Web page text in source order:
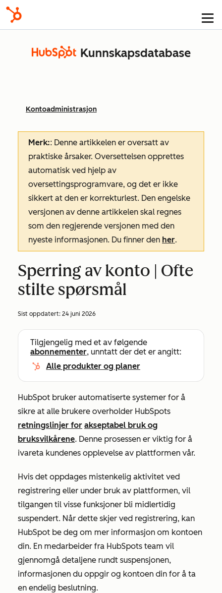
Kunnskapsdatabase
Kontoadministrasjon
Merk:: Denne artikkelen er oversatt av
praktiske årsaker. Oversettelsen opprettes
automatisk ved hjelp av
oversettingsprogramvare, og det er ikke
sikkert at den er korrekturlest. Den engelske
versjonen av denne artikkelen skal regnes
som den regjerende versjonen med den
nyeste informasjonen. Du finner den her.
Sperring av konto | Ofte
stilte spørsmål
Sist oppdatert: 24 juni 2026
Tilgjengelig med et av følgende
abonnementer, unntatt der det er angitt:
Alle produkter og planer
HubSpot bruker automatiserte systemer for å
sikre at alle brukere overholder HubSpots
retningslinjer for akseptabel bruk og
bruksvilkårene. Denne prosessen er viktig for å
ivareta kundenes opplevelse av plattformen vår.
Hvis det oppdages mistenkelig aktivitet ved
registrering eller under bruk av plattformen, vil
tilgangen til visse funksjoner bli midlertidig
suspendert. Når dette skjer ved registrering, kan
HubSpot be deg om mer informasjon om kontoen
din. En medarbeider fra HubSpots team vil
gjennomgå detaljene rundt suspensjonen,
informasjonen du oppgir og kontoen din for å ta
en endelig beslutning.